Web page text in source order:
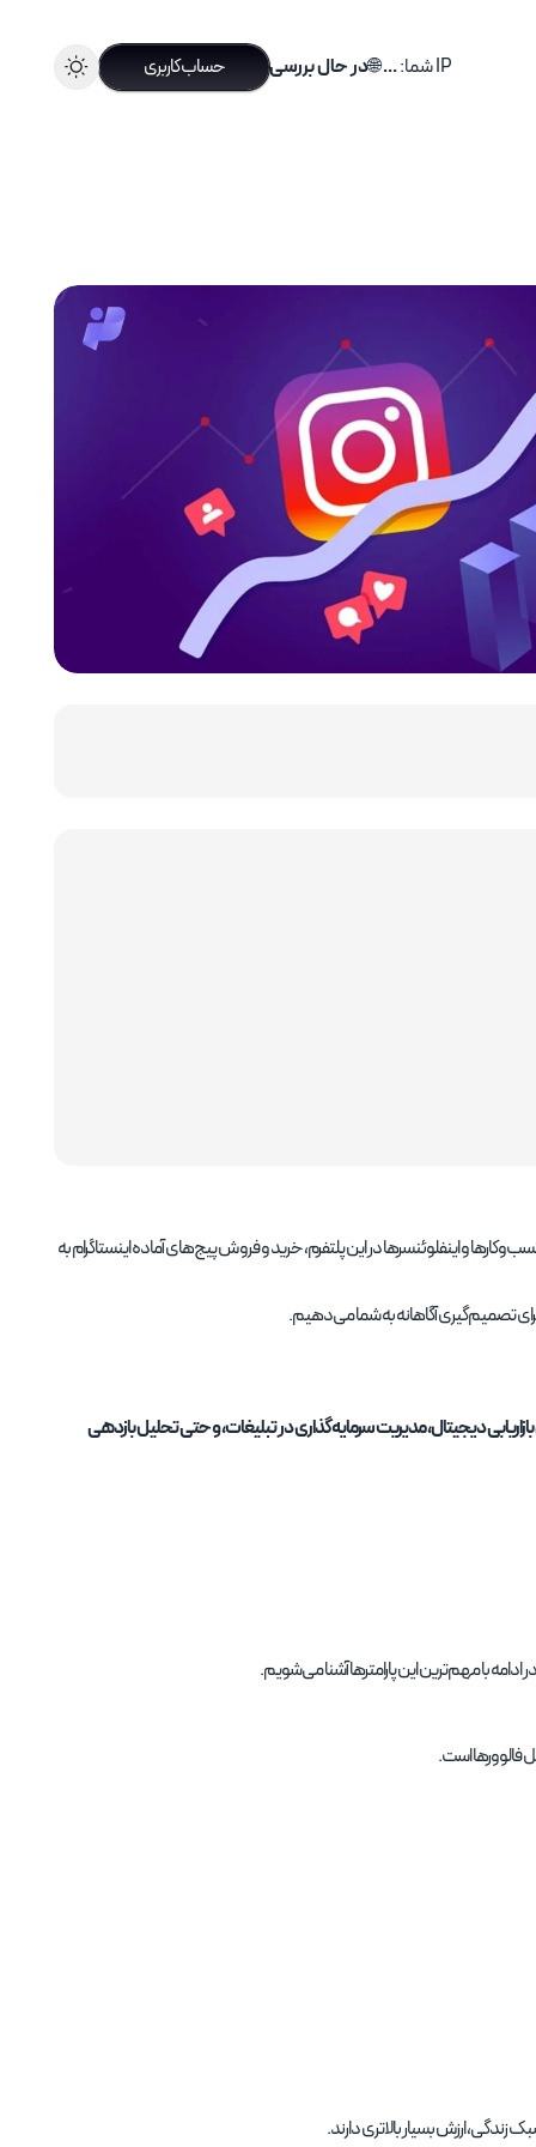
سرویس های ترید
سرویس های مناسب ترید های حرفه ای
خرید آی پی ثابت ترید
خرید آی پی ثابت بایننس Binance
خرید آی پی ثابت کوینبیس Coinbase
IP شما: ...
🌐در حال بررسی حساب کاربری
و اینفلوئنسرها در این پلتفرم، خرید و فروش پیج‌های آماده اینستاگرام به
تصمیم‌گیری آگاهانه به شما می‌دهیم.
بازاریابی دیجیتال، مدیریت سرمایه‌گذاری در تبلیغات، و حتی تحلیل بازدهی
با مهم‌ترین این پارامترها آشنا می‌شویم.
فالوورها است.
ارزش بسیار بالاتری دارند.